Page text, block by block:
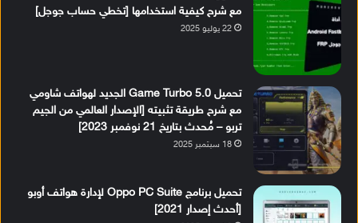
مع شرح كيفية استخدامها [تخطي حساب جوجل]
22 يوليو 2025
تحميل Game Turbo 5.0 الجديد لهواتف شاومي
مع شرح طريقة تثبيته [الإصدار العالمي من الجيم
تربو – مُحدث بتاريخ 21 نوفمبر 2023]
18 سبتمبر 2025
تحميل برنامج Oppo PC Suite لإدارة هواتف أوبو
[أحدث إصدار 2021]